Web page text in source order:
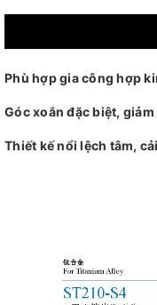
Phù hợp gia công hợp
Góc xoắn đặc biệt,
Thiết kế nổi lệch tâm,